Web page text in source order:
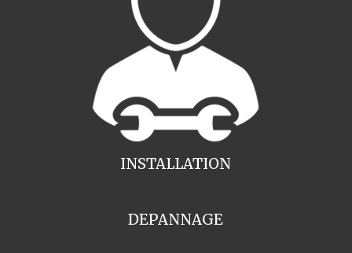
INSTALLATION
DEPANNAGE